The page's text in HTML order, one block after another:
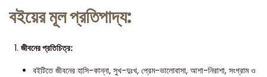
বইয়ের মূল প্রতিপাদ্য:
জীবনের প্রতিচিত্র:
বইটিতে জীবনের হাসি-কান্না, সুখ-দুঃখ, প্রেম-ভালোবাসা, আশা-নিরাশা, সংগ্রাম ও